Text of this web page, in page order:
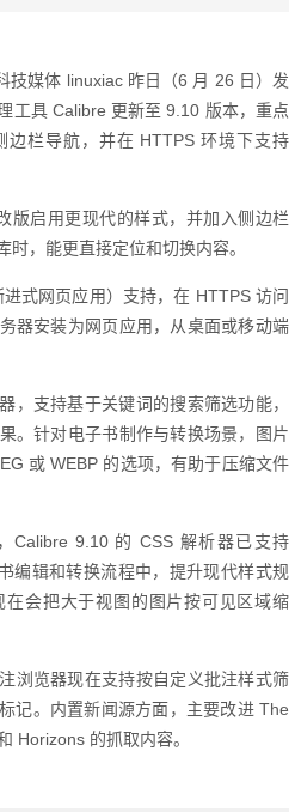
技媒体 linuxiac 昨日（6 月 26 日）发
工具 Calibre 更新至 9.10 版本，重点
栏导航，并在 HTTPS 环境下支持
版启用更现代的样式，并加入侧边栏
，能更直接定位和切换内容。
式网页应用）支持，在 HTTPS 访问
器安装为网页应用，从桌面或移动端
，支持基于关键词的搜索筛选功能，
。针对电子书制作与转换场景，图片
或 WEBP 的选项，有助于压缩文件
Calibre 9.10 的 CSS 解析器已支持
编辑和转换流程中，提升现代样式规
会把大于视图的图片按可见区域缩
浏览器现在支持按自定义批注样式筛
记。内置新闻源方面，主要改进 The
Horizons 的抓取内容。